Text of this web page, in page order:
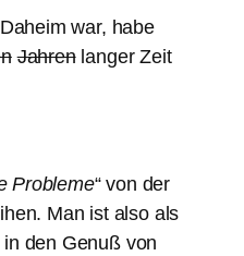
war, habe
Jahrenlanger Zeit
Probleme“ von der
Man ist also als
den Genuß von